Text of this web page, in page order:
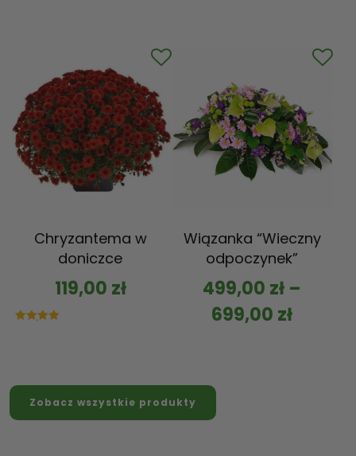
Chryzantema w
doniczce
119,00 zł
Wiązanka “Wieczny
odpoczynek”
499,00 zł –
699,00 zł
Zobacz wszystkie produkty